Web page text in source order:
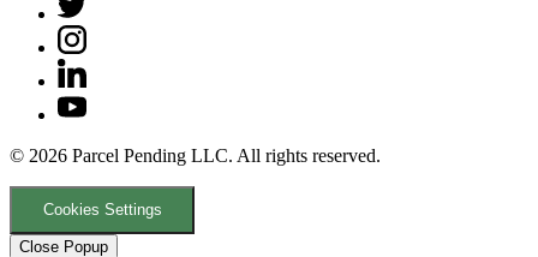
© 2026 Parcel Pending LLC. All rights reserved.
Cookies Settings
Close Popup